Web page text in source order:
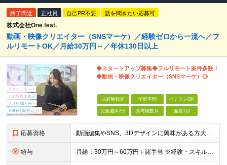
終了間近 正社員 自己PR不要 話を聞きたい応募可
株式会社One feat.
動画・映像クリエイター（SNSマーケ）／経験ゼロから一流へ／フ
ルリモートOK／月給30万円～／年休130日以上
◆スタートアップ募集◆フルリモート案件多数！
◆動画・映像クリエイター（SNSマーケ）◎
未経験歓迎 学歴不問 ベテランOK
完全週休2日 賞与複数月 面接1回
応募資格 動画編集やSNS、3Dデザインに興味がある方大歓迎！ ―★ 未経験者大歓迎！学歴・経験不問/第二新卒歓迎/WEB面接可能！ ★― 「パソコンの電源ってどうやって入れるの？」 「ワードもエクセルも使
給与 月給：30万円～60万円＋諸手当 ※経験・スキルを考慮して決定します。 試用期間中： 一都三県：月給21万円以上 ※試用期間：6ヶ月～ ※試用期間中は、契約社員となります。